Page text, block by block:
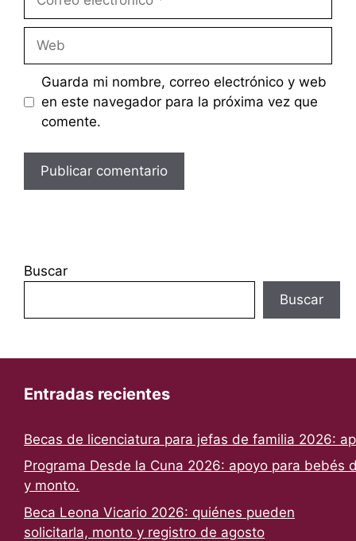
Web
Guarda mi nombre, correo electrónico y web
en este navegador para la próxima vez que
comente.
Buscar
Buscar
Entradas recientes
Becas de licenciatura para jefas de familia 2026:
Programa Desde la Cuna 2026: apoyo para bebés
y monto.
Beca Leona Vicario 2026: quiénes pueden
solicitarla, monto y registro de agosto